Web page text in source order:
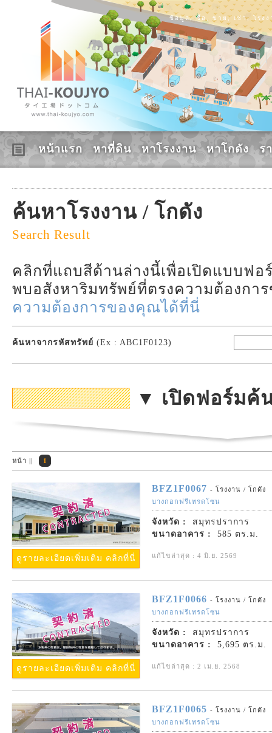
ข้อมูล, ซื้อ, ขาย, เช่า, โรง
หน้าแรก หาที่ดิน หาโรงงาน หาโกดัง ร
ค้นหาโรงงาน / โกดัง
Search Result
คลิกที่แถบสีด้านล่างนี้เพื่อเปิดแบบฟอ
พบอสังหาริมทรัพย์ที่ตรงความต้องก
ความต้องการของคุณได้ที่นี่
ค้นหาจากรหัสทรัพย์ (Ex : ABC1F0123)
▼ เปิดฟอร์มค้
หน้า || 1
ดูรายละเอียดเพิ่มเติม คลิกที่นี่
BFZ1F0067 - โรงงาน / โกดัง
บางกอกฟรีเทรดโซน
จังหวัด :
สมุทรปราการ
ขนาดอาคาร :
585 ตร.ม.
แก้ไขล่าสุด : 4 มิ.ย. 2569
ดูรายละเอียดเพิ่มเติม คลิกที่นี่
BFZ1F0066 - โรงงาน / โกดัง
บางกอกฟรีเทรดโซน
จังหวัด :
สมุทรปราการ
ขนาดอาคาร :
5,695 ตร.ม.
แก้ไขล่าสุด : 2 เม.ย. 2568
BFZ1F0065 - โรงงาน / โกดัง
บางกอกฟรีเทรดโซน